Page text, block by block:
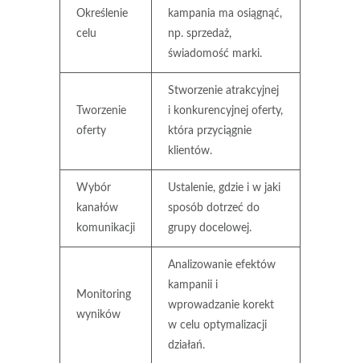
Określenie
celu
kampania ma osiągnąć,
np. sprzedaż,
świadomość marki.
Tworzenie
oferty
Stworzenie atrakcyjnej
i konkurencyjnej oferty,
która przyciągnie
klientów.
Wybór
kanałów
komunikacji
Ustalenie, gdzie i w jaki
sposób dotrzeć do
grupy docelowej.
Monitoring
wyników
Analizowanie efektów
kampanii i
wprowadzanie korekt
w celu optymalizacji
działań.